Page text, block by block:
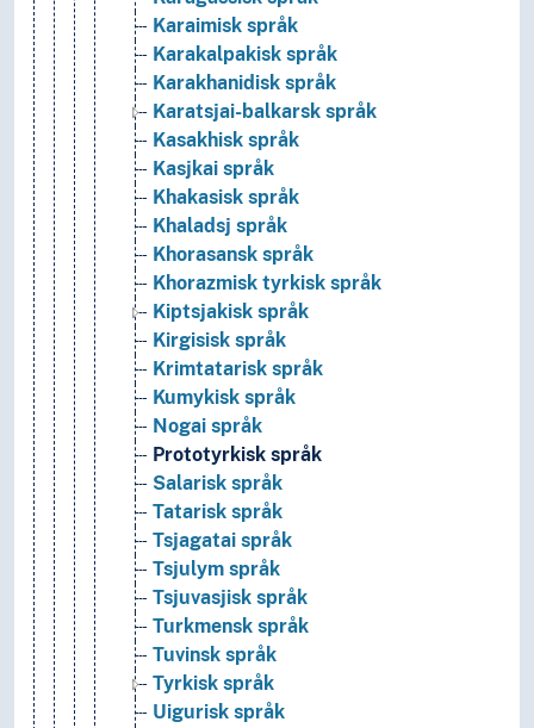
Karaimisk språk
Karakalpakisk språk
Karakhanidisk språk
Karatsjai-balkarsk språk
Kasakhisk språk
Kasjkai språk
Khakasisk språk
Khaladsj språk
Khorasansk språk
Khorazmisk tyrkisk språk
Kiptsjakisk språk
Kirgisisk språk
Krimtatarisk språk
Kumykisk språk
Nogai språk
Prototyrkisk språk
Salarisk språk
Tatarisk språk
Tsjagatai språk
Tsjulym språk
Tsjuvasjisk språk
Turkmensk språk
Tuvinsk språk
Tyrkisk språk
Uigurisk språk